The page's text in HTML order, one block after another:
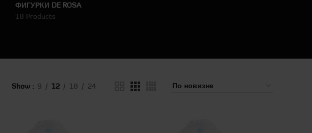
ФИГУРКИ DE ROSA
18 Products
Show 9 12 18 24